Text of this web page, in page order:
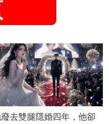
去雙腿隱婚四年，他卻